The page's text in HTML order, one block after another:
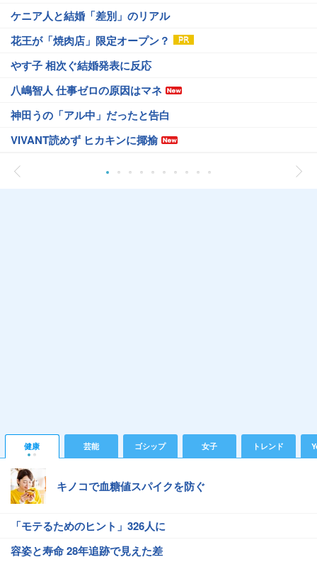
ケニア人と結婚「差別」のリアル
花王が「焼肉店」限定オープン？
やす子 相次ぐ結婚発表に反応
八嶋智人 仕事ゼロの原因はマネ
神田うの「アル中」だったと告白
VIVANT読めず ヒカキンに揶揄
健康 芸能 ゴシップ 女子 トレンド
キノコで血糖値スパイクを防ぐ
「モテるためのヒント」326人に
容姿と寿命 28年追跡で見えた差